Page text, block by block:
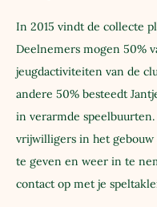
In 2015 vindt de collecte
Deelnemers mogen 50%
jeugdactiviteiten van de
andere 50% besteedt
in verarmde speelbuurten.
vrijwilligers in het gebouw
te geven en weer in te
contact op met je